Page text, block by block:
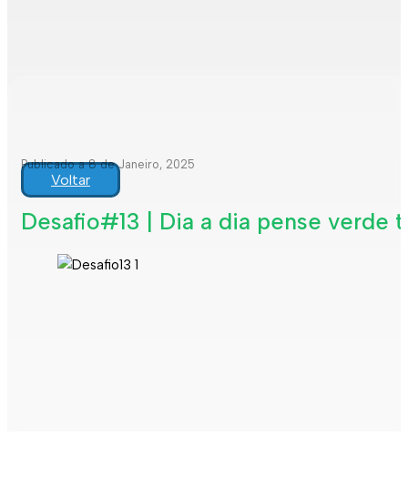
Publicado a 8 de Janeiro, 2025
Voltar
Desafio#13 | Dia a dia pense verde